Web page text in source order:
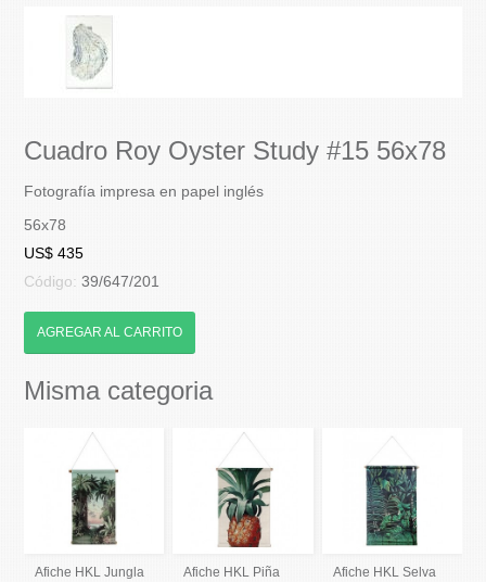
Cuadro Roy Oyster Study #15 56x78
Fotografía impresa en papel inglés
56x78
US$ 435
Código:39/647/201
AGREGAR AL CARRITO
Misma categoria
Afiche HKL Jungla Afiche HKL Piña Afiche HKL Selva